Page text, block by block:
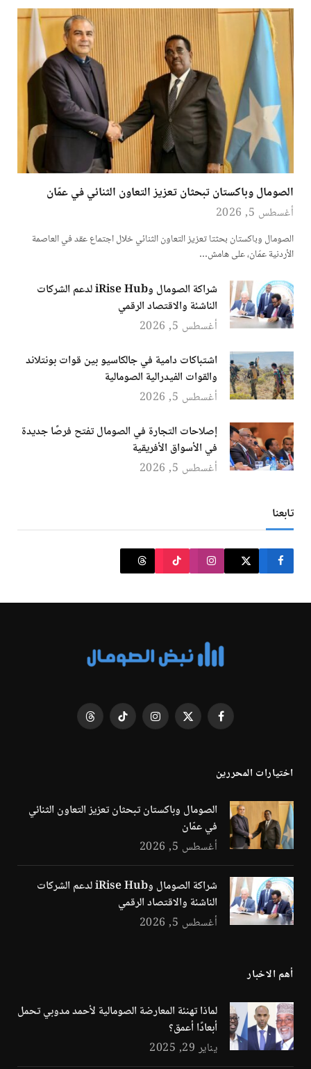
الصومال وباكستان تبحثان تعزيز التعاون الثنائي في عمّان
أغسطس 5, 2026
الصومال وباكستان بحثتا تعزيز التعاون الثنائي خلال اجتماع عقد في العاصمة
الأردنية عمّان، على هامش…
شراكة الصومال وiRise Hub لدعم الشركات
الناشئة والاقتصاد الرقمي
أغسطس 5, 2026
اشتباكات دامية في جالكاسيو بين قوات بونتلاند
والقوات الفيدرالية الصومالية
أغسطس 5, 2026
إصلاحات التجارة في الصومال تفتح فرصًا جديدة
في الأسواق الأفريقية
أغسطس 5, 2026
تابعنا
فيسبوك X
الانستغرامتيكتوك Threads
اختيارات المحررين
الصومال وباكستان تبحثان تعزيز التعاون الثنائي
في عمّان
أغسطس 5, 2026
شراكة الصومال وiRise Hub لدعم الشركات
الناشئة والاقتصاد الرقمي
أغسطس 5, 2026
أهم الاخبار
لماذا تهنئة المعارضة الصومالية لأحمد مدوبي تحمل
أبعادًا أعمق؟
يناير 29, 2025